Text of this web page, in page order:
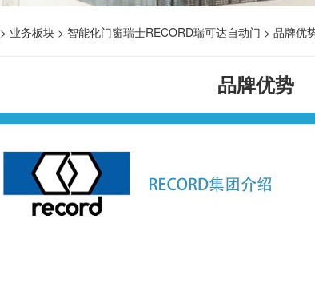
> 业务板块 > 智能化门窗瑞士RECORD瑞可达自动门 > 品牌优
品牌优势